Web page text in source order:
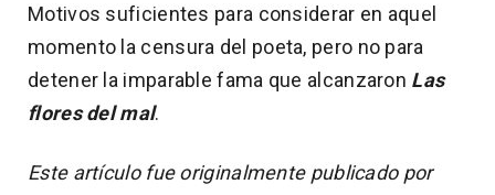
Motivos suficientes para considerar en aquel
momento la censura del poeta, pero no para
detener la imparable fama que alcanzaron Las
flores del mal.
Este artículo fue originalmente publicado por